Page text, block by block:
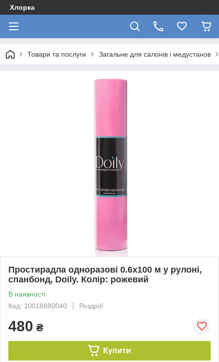
Хлорка
Товари та послуги Загальне для салонів і медустанов
Простирадла одноразові 0.6х100 м у рулоні,
спанбонд, Doily. Колір: рожевий
В наявності
Код: 10018880040
Роздріб
480 ₴
Купити